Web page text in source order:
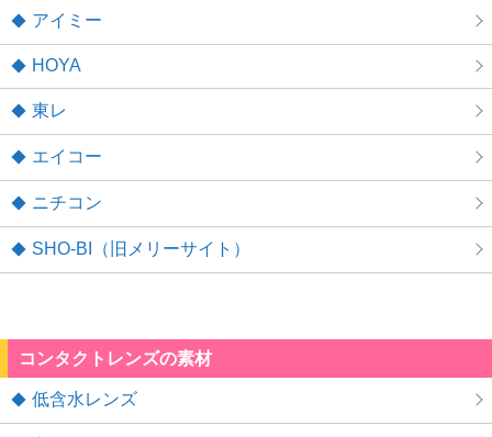
アイミー
HOYA
東レ
エイコー
ニチコン
SHO-BI（旧メリーサイト）
コンタクトレンズの素材
低含水レンズ